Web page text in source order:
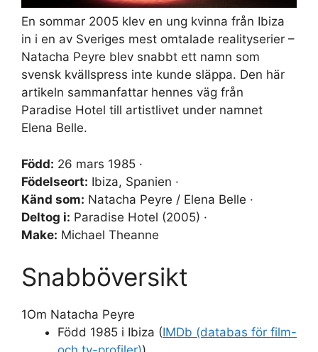
En sommar 2005 klev en ung kvinna från Ibiza
in i en av Sveriges mest omtalade realityserier –
Natacha Peyre blev snabbt ett namn som
svensk kvällspress inte kunde släppa. Den här
artikeln sammanfattar hennes väg från
Paradise Hotel till artistlivet under namnet
Elena Belle.
Född: 26 mars 1985 ·
Födelseort: Ibiza, Spanien ·
Känd som: Natacha Peyre / Elena Belle ·
Deltog i: Paradise Hotel (2005) ·
Make: Michael Theanne
Snabböversikt
1Om Natacha Peyre
Född 1985 i Ibiza (IMDb (databas för film-